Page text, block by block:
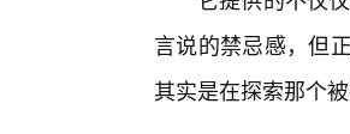
言说的禁忌感，但
其实是在探索那个